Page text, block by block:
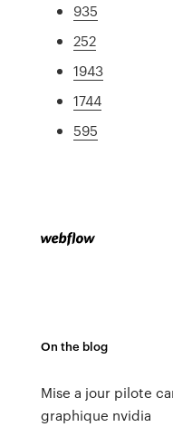
935
252
1943
1744
595
On the blog
Mise a jour pilote
graphique nvidia